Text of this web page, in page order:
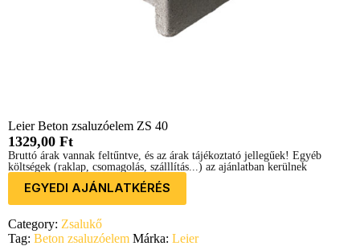
Leier Beton zsaluzóelem ZS 40
1329,00 Ft
Bruttó árak vannak feltűntve, és az árak tájékoztató jellegűek! Egyéb
költségek (raklap, csomagolás, szálllítás...) az ajánlatban kerülnek
EGYEDI AJÁNLATKÉRÉS
Category: Zsalukő
Tag: Beton zsaluzóelem Márka: Leier